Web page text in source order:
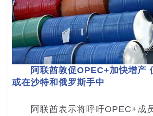
阿联酋敦促OPEC+加快增产
或在沙特和俄罗斯手中
阿联酋表示将呼吁OPEC+成